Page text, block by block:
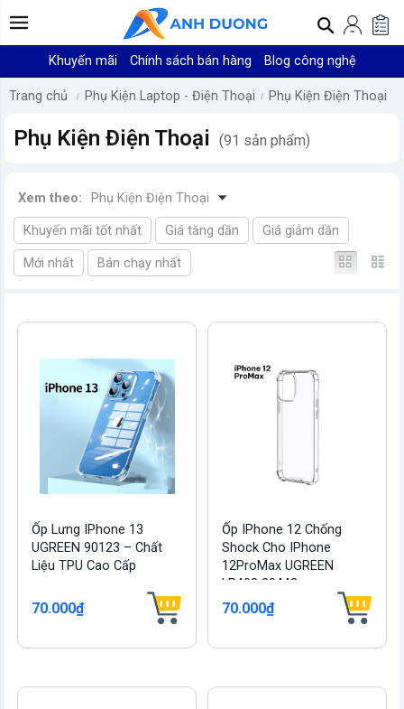
Khuyến mãi Chính sách bán hàng Blog công nghệ
Trang chủ Phụ Kiện Laptop - Điện Thoại Phụ Kiện Điện Thoại
Phụ Kiện Điện Thoại (91 sản phẩm)
Xem theo: Phụ Kiện Điện Thoại
Khuyến mãi tốt nhất Giá tăng dần Giá giảm dần
Mới nhất Bán chạy nhất
Ốp Lưng IPhone 13
UGREEN 90123 – Chất
Liệu TPU Cao Cấp
70.000₫
Ốp IPhone 12 Chống
Shock Cho IPhone
12ProMax UGREEN
LP408 20442
70.000₫